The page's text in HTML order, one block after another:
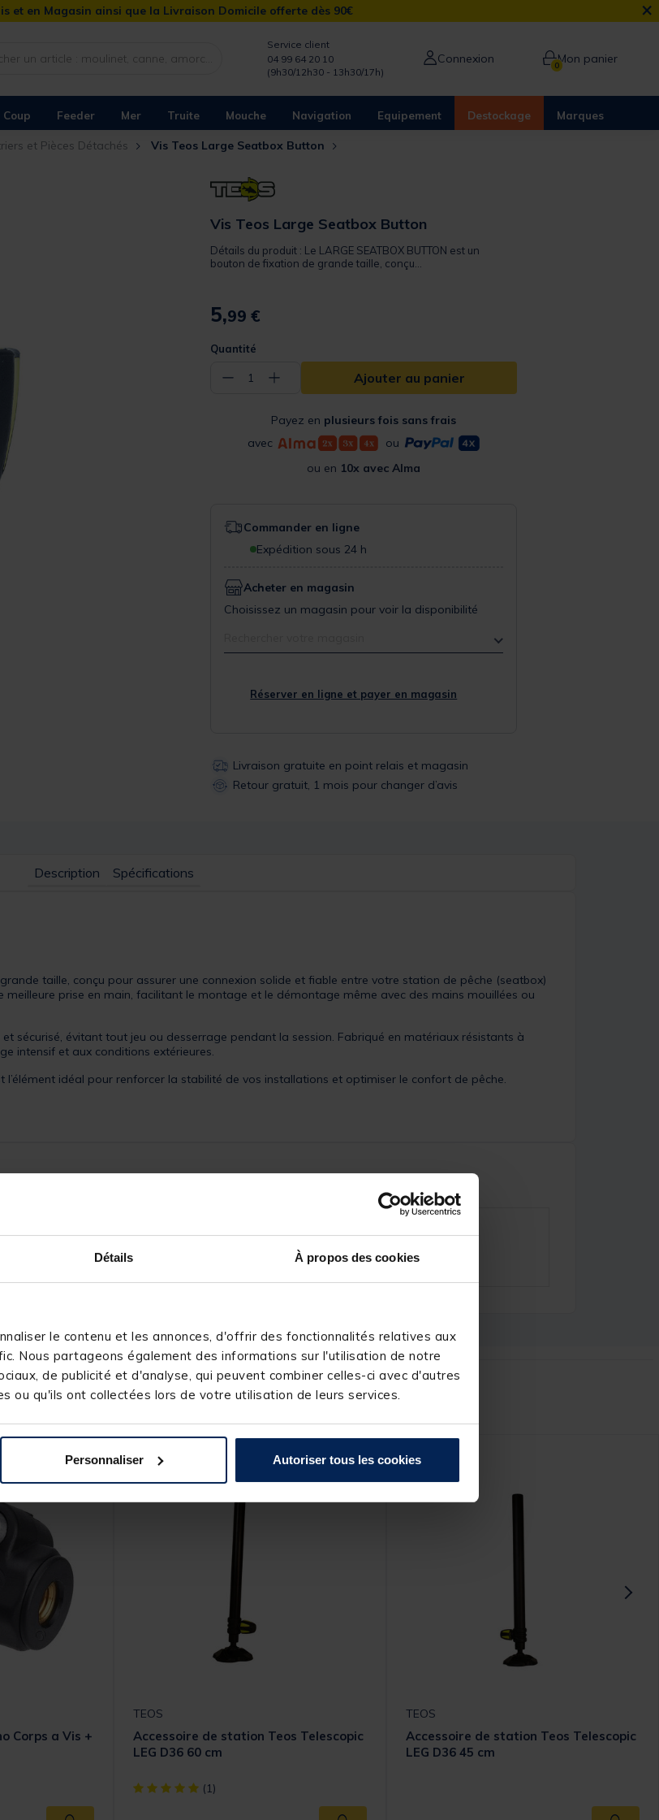
Détails À propos des cookies
le contenu et les annonces, d'offrir des fonctionnalités relatives aux
Nous partageons également des informations sur l'utilisation de notre
de publicité et d'analyse, qui peuvent combiner celles-ci avec d'autres
ou qu'ils ont collectées lors de votre utilisation de leurs services.
Personnaliser Autoriser tous les cookies
et en Magasin ainsi que la Livraison Domicile offerte dès 90€ ×
Service client
04 99 64 20 10
(9h30/12h30 - 13h30/17h)
Connexion 0Mon panier
Coup Feeder Mer Truite Mouche Navigation Equipement Destockage Marques
et Pièces Détachés Vis Teos Large Seatbox Button
Vis Teos Large Seatbox Button
Détails du produit : Le LARGE SEATBOX BUTTON est un
bouton de fixation de grande taille, conçu...
5,99 €
Quantité
− 1 + Ajouter au panier
Payez en plusieurs fois sans frais
avec
ou
ou en 10x avec Alma
Commander en ligne
Expédition sous 24 h
Acheter en magasin
Choisissez un magasin pour voir la disponibilité
Réserver en ligne et payer en magasin
Livraison gratuite en point relais et magasin
Retour gratuit, 1 mois pour changer d’avis
Description Spécifications
taille, conçu pour assurer une connexion solide et fiable entre votre station de pêche (seatbox)
meilleure prise en main, facilitant le montage et le démontage même avec des mains mouillées ou
sécurisé, évitant tout jeu ou desserrage pendant la session. Fabriqué en matériaux résistants à
intensif et aux conditions extérieures.
l’élément idéal pour renforcer la stabilité de vos installations et optimiser le confort de pêche.
241243-1
pourraient vous intéresser :
Corps a Vis +
TEOS
Accessoire de station Teos Telescopic
LEG D36 60 cm
[object Object] out of 5 Customer Rating
(1)
TEOS
Accessoire de station Teos Telescopic
LEG D36 45 cm